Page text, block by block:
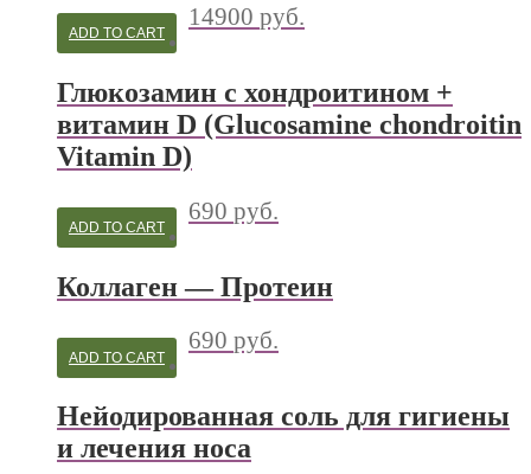
14900 руб.
ADD TO CART
Глюкозамин с хондроитином +
витамин D (Glucosamine chondroitin
Vitamin D)
690 руб.
ADD TO CART
Коллаген — Протеин
690 руб.
ADD TO CART
Нейодированная соль для гигиены
и лечения носа